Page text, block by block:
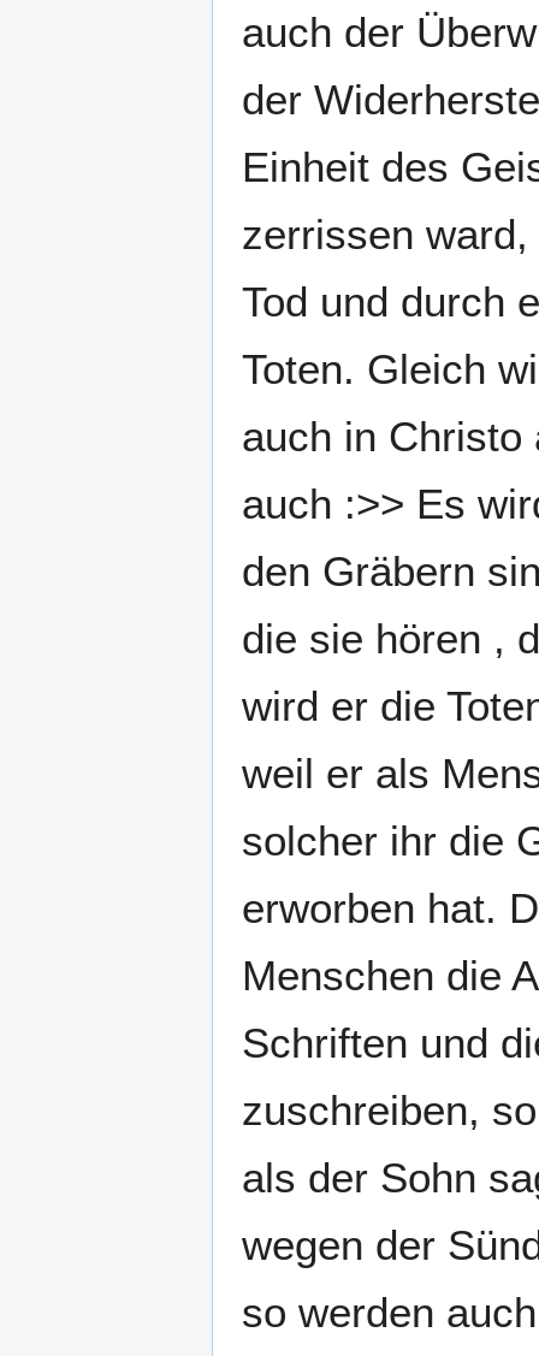
auch der
der
Einheit des
zerrissen
Tod und durch
Toten. Gleich
auch in Christo
auch :>> Es
den Gräbern
die sie hören ,
wird er die
weil er als
solcher ihr die
erworben hat.
Menschen die
Schriften und
zuschreiben,
als der Sohn
wegen der
so werden